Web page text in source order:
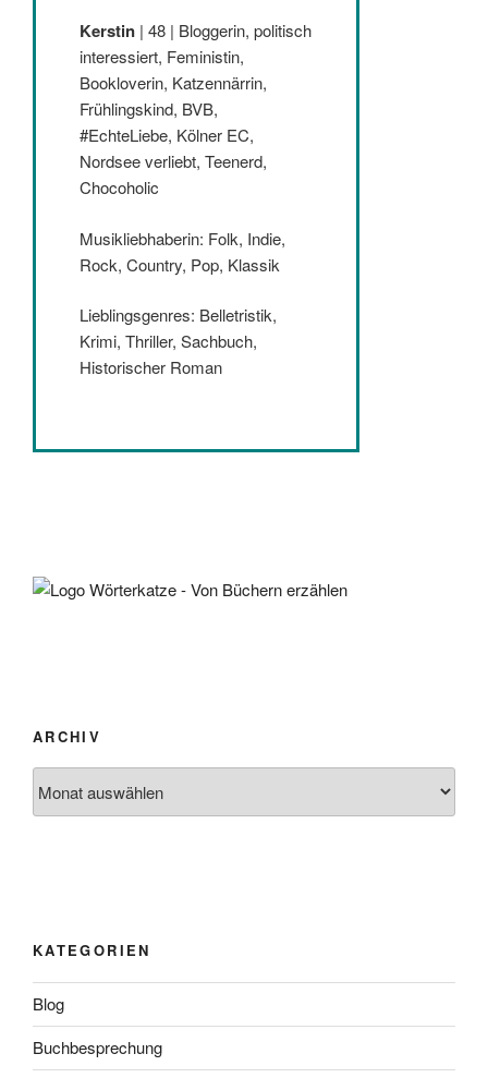
Kerstin | 48 | Bloggerin, politisch
interessiert, Feministin,
Bookloverin, Katzennärrin,
Frühlingskind, BVB,
#EchteLiebe, Kölner EC,
Nordsee verliebt, Teenerd,
Chocoholic
Musikliebhaberin: Folk, Indie,
Rock, Country, Pop, Klassik
Lieblingsgenres: Belletristik,
Krimi, Thriller, Sachbuch,
Historischer Roman
ARCHIV
KATEGORIEN
Blog
Buchbesprechung